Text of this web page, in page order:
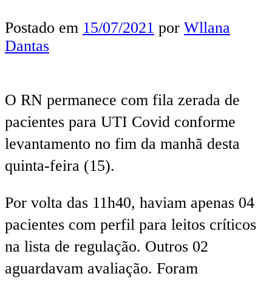
Postado em 15/07/2021 por Wllana
Dantas
O RN permanece com fila zerada de
pacientes para UTI Covid conforme
levantamento no fim da manhã desta
quinta-feira (15).
Por volta das 11h40, haviam apenas 04
pacientes com perfil para leitos críticos
na lista de regulação. Outros 02
aguardavam avaliação. Foram